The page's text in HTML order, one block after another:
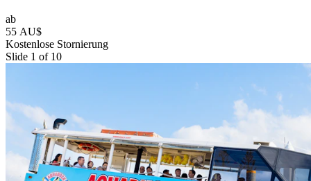
ab
55 AU$
Kostenlose Stornierung
Slide 1 of 10